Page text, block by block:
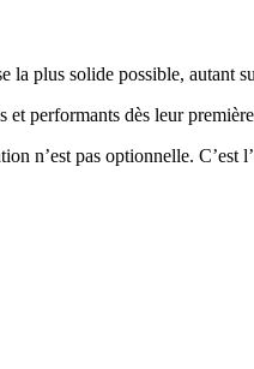
plus solide possible, autant
performants dès leur
n’est pas optionnelle.